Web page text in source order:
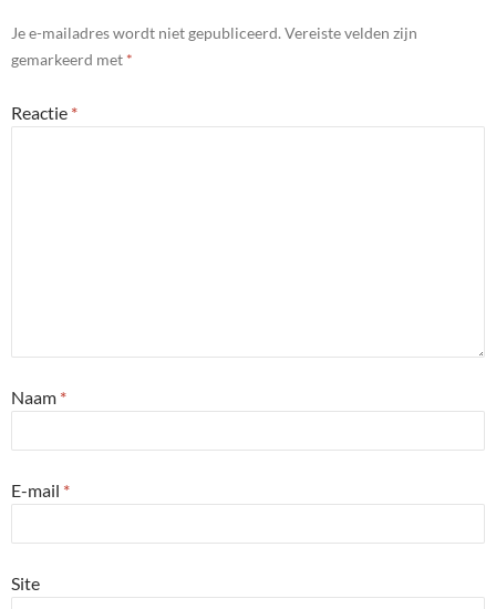
Je e-mailadres wordt niet gepubliceerd. Vereiste velden zijn
gemarkeerd met *
Reactie *
Naam *
E-mail *
Site